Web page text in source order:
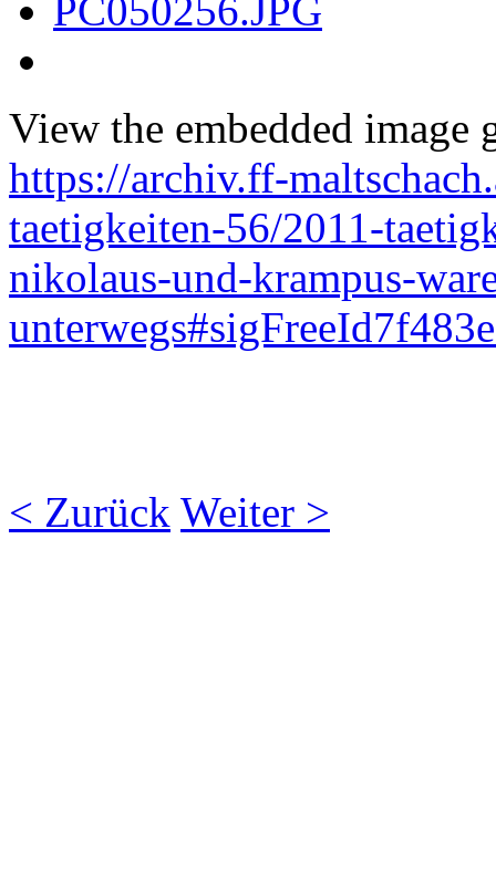
View the embedded image
https://archiv.ff-
taetigkeiten-56/2011-
nikolaus-und-krampus-
< Zurück Weiter >